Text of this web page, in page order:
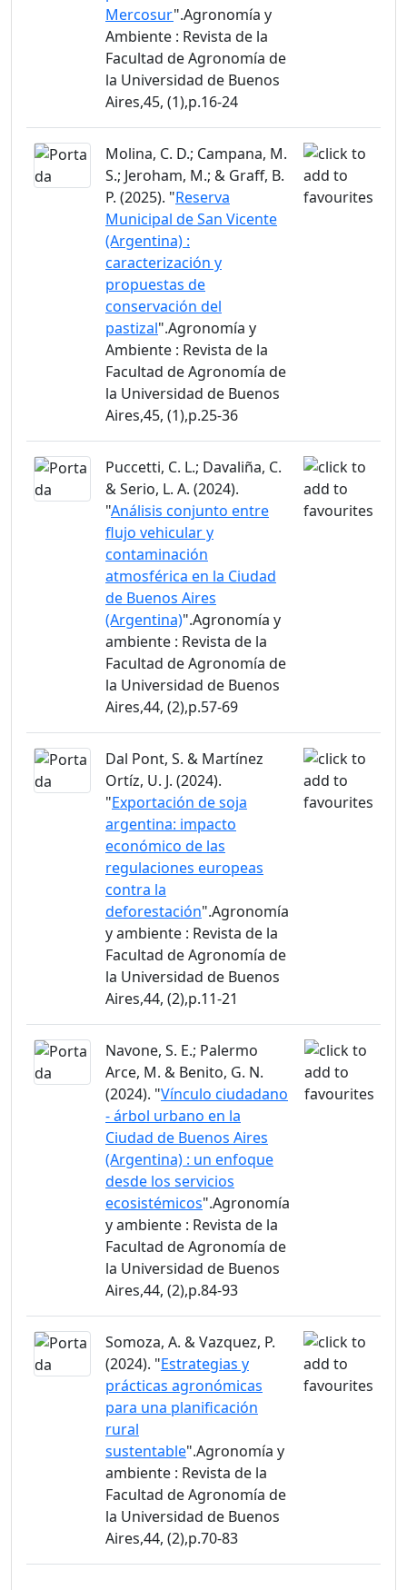
Mercosur".Agronomía y
Ambiente : Revista de la
Facultad de Agronomía de
la Universidad de Buenos
Aires,45, (1),p.16-24
Molina, C. D.; Campana, M.
S.; Jeroham, M.; & Graff, B.
P. (2025). "Reserva
Municipal de San Vicente
(Argentina) :
caracterización y
propuestas de
conservación del
pastizal".Agronomía y
Ambiente : Revista de la
Facultad de Agronomía de
la Universidad de Buenos
Aires,45, (1),p.25-36
Puccetti, C. L.; Davaliña, C.
& Serio, L. A. (2024).
"Análisis conjunto entre
flujo vehicular y
contaminación
atmosférica en la Ciudad
de Buenos Aires
(Argentina)".Agronomía y
ambiente : Revista de la
Facultad de Agronomía de
la Universidad de Buenos
Aires,44, (2),p.57-69
Dal Pont, S. & Martínez
Ortíz, U. J. (2024).
"Exportación de soja
argentina: impacto
económico de las
regulaciones europeas
contra la
deforestación".Agronomía
y ambiente : Revista de la
Facultad de Agronomía de
la Universidad de Buenos
Aires,44, (2),p.11-21
Navone, S. E.; Palermo
Arce, M. & Benito, G. N.
(2024). "Vínculo ciudadano
- árbol urbano en la
Ciudad de Buenos Aires
(Argentina) : un enfoque
desde los servicios
ecosistémicos".Agronomía
y ambiente : Revista de la
Facultad de Agronomía de
la Universidad de Buenos
Aires,44, (2),p.84-93
Somoza, A. & Vazquez, P.
(2024). "Estrategias y
prácticas agronómicas
para una planificación
rural
sustentable".Agronomía y
ambiente : Revista de la
Facultad de Agronomía de
la Universidad de Buenos
Aires,44, (2),p.70-83